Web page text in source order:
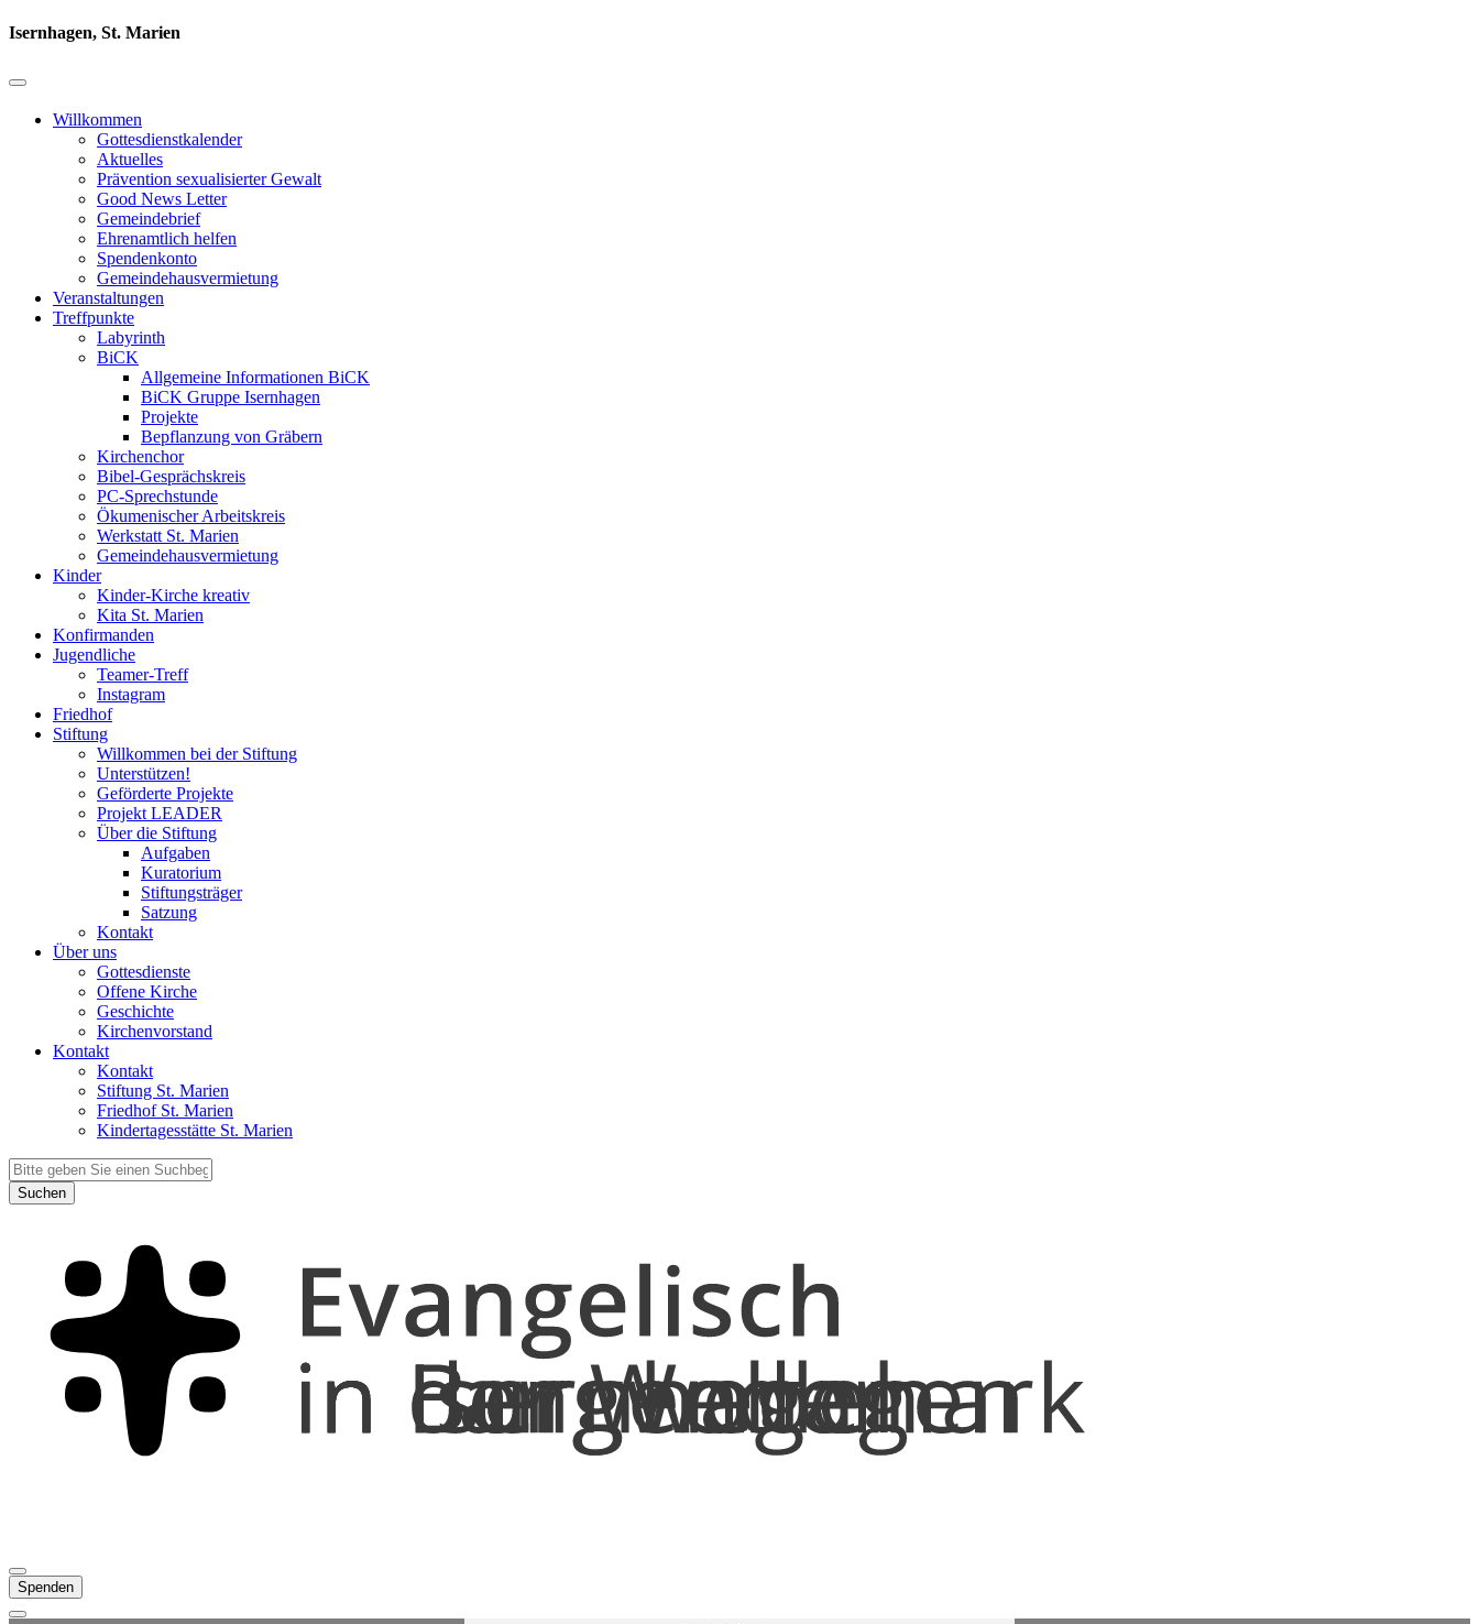
Isernhagen, St. Marien
Willkommen
Gottesdienstkalender
Aktuelles
Prävention sexualisierter Gewalt
Good News Letter
Gemeindebrief
Ehrenamtlich helfen
Spendenkonto
Gemeindehausvermietung
Veranstaltungen
Treffpunkte
Labyrinth
BiCK
Allgemeine Informationen BiCK
BiCK Gruppe Isernhagen
Projekte
Bepflanzung von Gräbern
Kirchenchor
Bibel-Gesprächskreis
PC-Sprechstunde
Ökumenischer Arbeitskreis
Werkstatt St. Marien
Gemeindehausvermietung
Kinder
Kinder-Kirche kreativ
Kita St. Marien
Konfirmanden
Jugendliche
Teamer-Treff
Instagram
Friedhof
Stiftung
Willkommen bei der Stiftung
Unterstützen!
Geförderte Projekte
Projekt LEADER
Über die Stiftung
Aufgaben
Kuratorium
Stiftungsträger
Satzung
Kontakt
Über uns
Gottesdienste
Offene Kirche
Geschichte
Kirchenvorstand
Kontakt
Kontakt
Stiftung St. Marien
Friedhof St. Marien
Kindertagesstätte St. Marien
Suchen
Spenden